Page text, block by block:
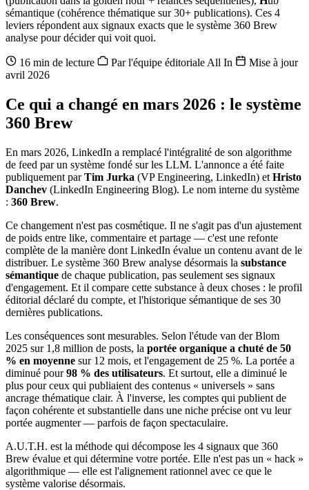
sémantique (cohérence thématique sur 30+ publications). Ces 4
leviers répondent aux signaux exacts que le système 360 Brew
analyse pour décider qui voit quoi.
16 min de lecture Par l'équipe éditoriale All In
Mise à jour
avril 2026
Ce qui a changé en mars 2026 : le système
360 Brew
En mars 2026, LinkedIn a remplacé l'intégralité de son algorithme
de feed par un système fondé sur les LLM. L'annonce a été faite
publiquement parTim Jurka (VP Engineering, LinkedIn) et Hristo
Danchev (LinkedIn Engineering Blog). Le nom interne du système
: 360 Brew.
Ce changement n'est pas cosmétique. Il ne s'agit pas d'un ajustement
de poids entre like, commentaire et partage — c'est une refonte
complète de la manière dont LinkedIn évalue un contenu avant de le
distribuer. Le système 360 Brew analyse désormais la substance
sémantique de chaque publication, pas seulement ses signaux
d'engagement. Et il compare cette substance à deux choses : le profil
éditorial déclaré du compte, et l'historique sémantique de ses 30
dernières publications.
Les conséquences sont mesurables. Selon l'étude van der Blom
2025 sur 1,8 million de posts, la portée organique a chuté de 50
% en moyenne sur 12 mois, et l'engagement de 25 %. La portée a
diminué pour98 % des utilisateurs. Et surtout, elle a diminué le
plus pour ceux qui publiaient des contenus « universels » sans
ancrage thématique clair. À l'inverse, les comptes qui publient de
façon cohérente et substantielle dans une niche précise ont vu leur
portée augmenter — parfois de façon spectaculaire.
A.U.T.H. est la méthode qui décompose les 4 signaux que 360
Brew évalue et qui détermine votre portée. Elle n'est pas un « hack »
algorithmique — elle est l'alignement rationnel avec ce que le
système valorise désormais.